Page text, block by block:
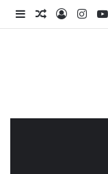
يوتيوبانستقرام
تسجيلمقال